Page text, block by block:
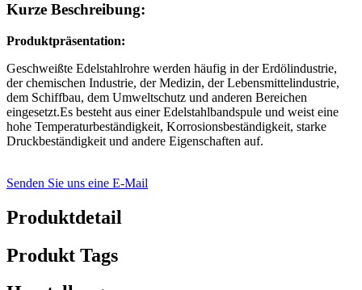
Kurze Beschreibung:
Produktpräsentation:
Geschweißte Edelstahlrohre werden häufig in der Erdölindustrie,
der chemischen Industrie, der Medizin, der Lebensmittelindustrie,
dem Schiffbau, dem Umweltschutz und anderen Bereichen
eingesetzt.Es besteht aus einer Edelstahlbandspule und weist eine
hohe Temperaturbeständigkeit, Korrosionsbeständigkeit, starke
Druckbeständigkeit und andere Eigenschaften auf.
Senden Sie uns eine E-Mail
Produktdetail
Produkt Tags